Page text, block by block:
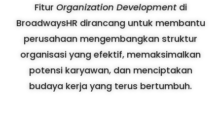
Fitur Organization Developmentdi
BroadwaysHR dirancang untuk membantu
perusahaan mengembangkan struktur
organisasi yang efektif, memaksimalkan
potensi karyawan, dan menciptakan
budaya kerja yang terus bertumbuh.